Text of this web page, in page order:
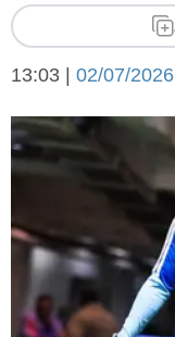
Economía y campo
Sociedad y tiempo
El tiempo
13:03 | 02/07/2026